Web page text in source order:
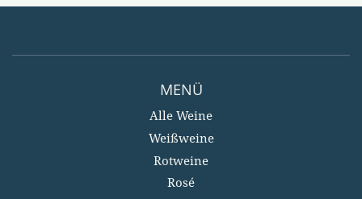
MENÜ
Alle Weine
Weißweine
Rotweine
Rosé